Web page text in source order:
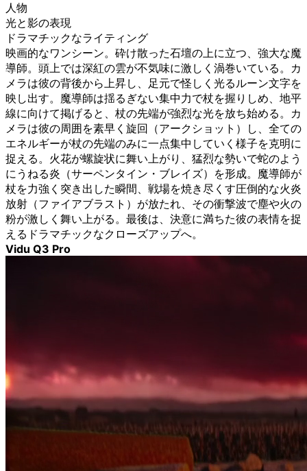
人物
光と影の表現
ドラマチックなライティング
映画的なワンシーン。砕け散った石壇の上に立つ、強大な魔
導師。頭上では深紅の雲が不気味に激しく渦巻いている。カ
メラは彼の背後から上昇し、足元で怪しく光るルーン文字を
映し出す。魔導師は揺るぎない集中力で杖を握りしめ、地平
線に向けて掲げると、杖の先端が強烈な光を放ち始める。カ
メラは彼の周囲を素早く旋回（アークショット）し、全ての
エネルギーが杖の先端のみに一点集中していく様子を克明に
捉える。火花が螺旋状に舞い上がり、猛烈な勢いで蛇のよう
にうねる炎（サーペンタイン・ブレイズ）を形成。魔導師が
杖を力強く突き出した瞬間、戦場を焼き尽くす圧倒的な火炎
放射（ファイアブラスト）が放たれ、その衝撃波で塵や火の
粉が激しく舞い上がる。最後は、決意に満ちた彼の表情を捉
えるドラマチックなクローズアップへ。
Vidu Q3 Pro